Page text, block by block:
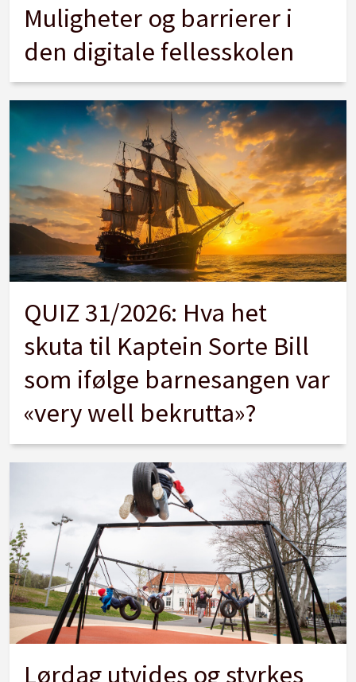
Muligheter og barrierer i
den digitale fellesskolen
QUIZ 31/2026: Hva het
skuta til Kaptein Sorte Bill
som ifølge barnesangen var
«very well bekrutta»?
Lørdag utvides og styrkes